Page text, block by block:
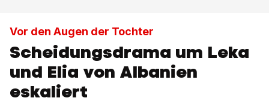
Vor den Augen der Tochter
Scheidungsdrama um Leka
und Elia von Albanien
eskaliert